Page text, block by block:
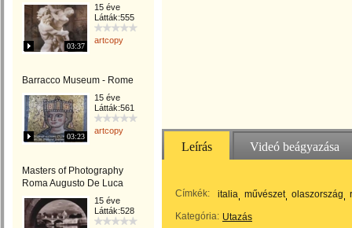
03:37
15 éve
Látták:555
artcopy
Barracco Museum - Rome
03:23
15 éve
Látták:561
artcopy
Masters of Photography
Roma Augusto De Luca
15 éve
Látták:528
Leírás Videó beágyazása
Címkék: italia művészet olaszország
Kategória: Utazás